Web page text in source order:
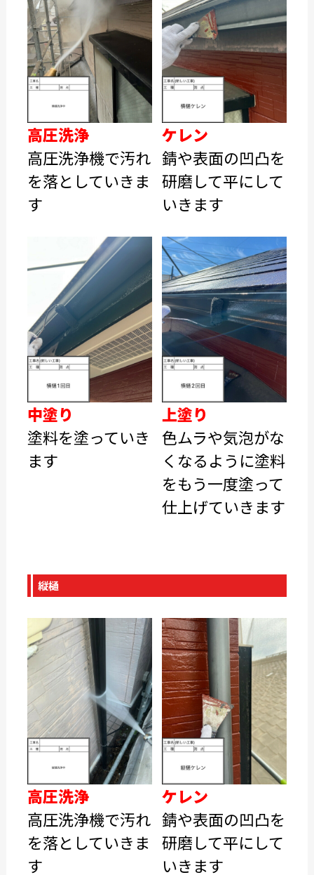
高圧洗浄
高圧洗浄機で汚れ
を落としていきま
す
ケレン
錆や表面の凹凸を
研磨して平にして
いきます
中塗り
塗料を塗っていき
ます
上塗り
色ムラや気泡がな
くなるように塗料
をもう一度塗って
仕上げていきます
縦樋
高圧洗浄
高圧洗浄機で汚れ
を落としていきま
す
ケレン
錆や表面の凹凸を
研磨して平にして
いきます